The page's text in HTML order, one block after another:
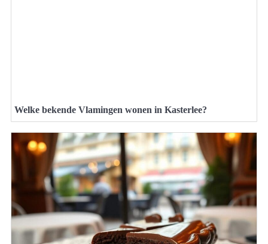
Welke bekende Vlamingen wonen in Kasterlee?